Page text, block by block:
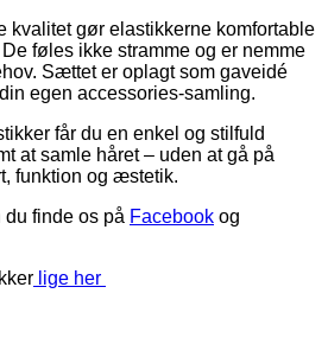
kvalitet gør elastikkerne komfortable
føles ikke stramme og er nemme
Sættet er oplagt som gaveidé
egen accessories-samling.
får du en enkel og stilfuld
at samle håret – uden at gå på
funktion og æstetik.
du finde os på Facebook og
lige her